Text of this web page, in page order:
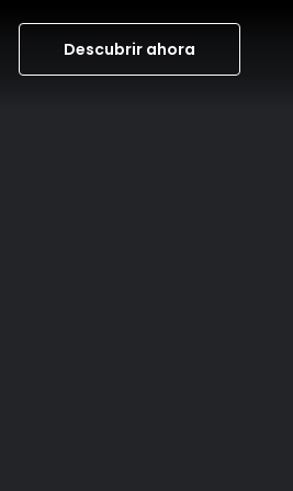
Descubrir ahora